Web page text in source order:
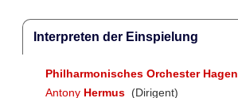
Interpreten der Einspielung
Philharmonisches Orchester Hagen
Antony Hermus (Dirigent)